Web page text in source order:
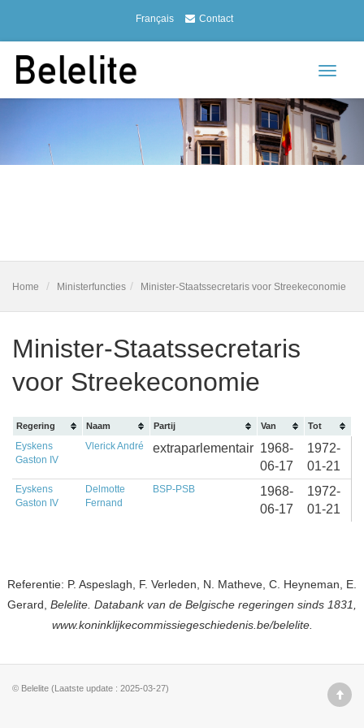
Français Contact
Toggle
Home Ministerfuncties Minister-Staatssecretaris voor Streekeconomie
Minister-Staatssecretaris
voor Streekeconomie
Regering Naam Partij Van Tot
Eyskens
Gaston IV
Vlerick André extraparlementair 1968-
06-17
1972-
01-21
Eyskens
Gaston IV
Delmotte
Fernand
BSP-PSB
1968-
06-17
1972-
01-21
Referentie: P. Aspeslagh, F. Verleden, N. Matheve, C. Heyneman, E.
Gerard, Belelite. Databank van de Belgische regeringen sinds 1831,
www.koninklijkecommissiegeschiedenis.be/belelite.
© Belelite (Laatste update : 2025-03-27)